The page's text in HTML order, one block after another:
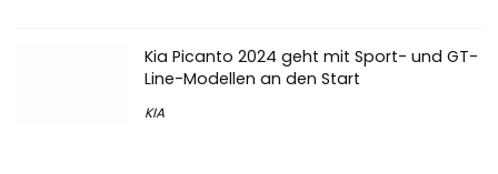
Kia Picanto 2024 geht mit Sport- und GT-
Line-Modellen an den Start